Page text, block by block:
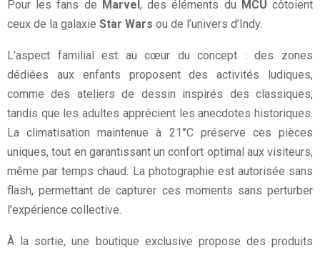
Pour les fans de Marvel, des éléments du MCU côtoient
ceux de la galaxie Star Wars ou de l’univers d’Indy.
L’aspect familial est au cœur du concept : des zones
dédiées aux enfants proposent des activités ludiques,
comme des ateliers de dessin inspirés des classiques,
tandis que les adultes apprécient les anecdotes historiques.
La climatisation maintenue à 21°C préserve ces pièces
uniques, tout en garantissant un confort optimal aux visiteurs,
même par temps chaud. La photographie est autorisée sans
flash, permettant de capturer ces moments sans perturber
l’expérience collective.
À la sortie, une boutique exclusive propose des produits